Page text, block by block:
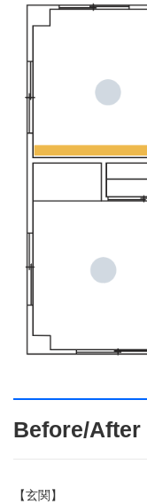
Before/After
【玄関】